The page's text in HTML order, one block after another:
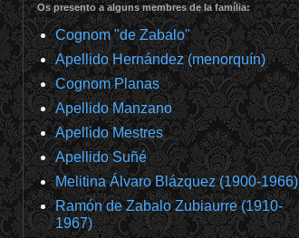
Os presento a alguns membres de la família:
Cognom "de Zabalo"
Apellido Hernández (menorquín)
Cognom Planas
Apellido Manzano
Apellido Mestres
Apellido Suñé
Melitina Álvaro Blázquez (1900-1966)
Ramón de Zabalo Zubiaurre (1910-
1967)